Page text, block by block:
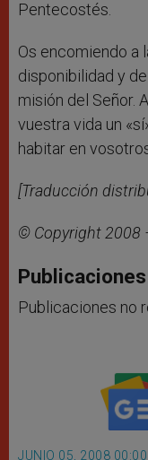
Pentecostés.
Os encomiendo a
disponibilidad y
misión del Señor.
vuestra vida un
habitar en
[Traducción
© Copyright 2008
Publicaciones no
JUNIO 05, 2008 00:00